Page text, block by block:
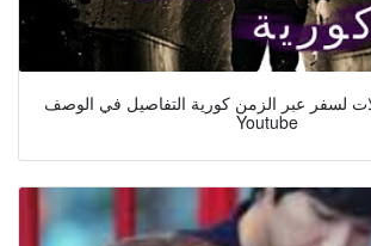
لسفر عبر الزمن كورية التفاصيل في الوصف
Youtube